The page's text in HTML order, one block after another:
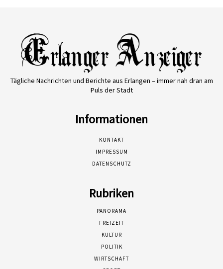
Tägliche Nachrichten und Berichte aus Erlangen – immer nah dran am
Puls der Stadt
Informationen
KONTAKT
IMPRESSUM
DATENSCHUTZ
Rubriken
PANORAMA
FREIZEIT
KULTUR
POLITIK
WIRTSCHAFT